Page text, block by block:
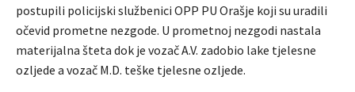
postupili policijski službenici OPP PU Orašje koji su uradili
očevid prometne nezgode. U prometnoj nezgodi nastala
materijalna šteta dok je vozač A.V. zadobio lake tjelesne
ozljede a vozač M.D. teške tjelesne ozljede.